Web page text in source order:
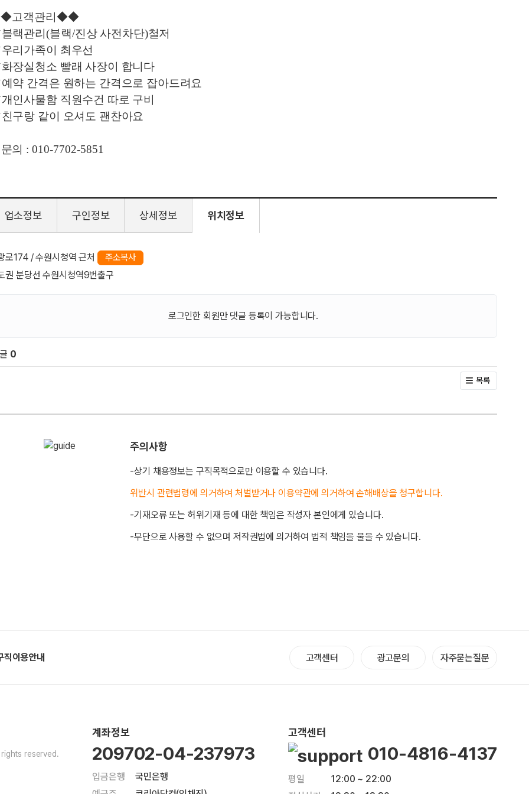
고객관리◆◆
블랙관리(블랙/진상 사전차단)철저
우리가족이 최우선
화장실청소 빨래 사장이 합니다
예약 간격은 원하는 간격으로 잡아드려요
개인사물함 직원수건 따로 구비
친구랑 같이 오셔도 괜찬아요
문의 : 010-7702-5851
업소정보 구인정보 상세정보 위치정보
로174 / 수원시청역 근처 주소복사
권 분당선 수원시청역9번출구
로그인한 회원만 댓글 등록이 가능합니다.
문의 및 댓글
0
목록
주의사항
-상기 채용정보는 구직목적으로만 이용할 수 있습니다.
위반시 관련법령에 의거하여 처벌받거나 이용약관에 의거하여 손해배상을 청구합니다.
-기재오류 또는 허위기재 등에 대한 책임은 작성자 본인에게 있습니다.
-무단으로 사용할 수 없으며 저작권법에 의거하여 법적 책임을 물을 수 있습니다.
직이용안내 고객센터 광고문의 자주묻는질문
rights reserved.
계좌정보
209702-04-237973
입금은행
국민은행
고객센터
010-4816-4137
평일
12:00 ~ 22:00